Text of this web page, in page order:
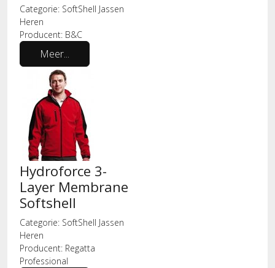
Categorie: SoftShell Jassen
Heren
Producent: B&C
Meer...
Hydroforce 3-
Layer Membrane
Softshell
Categorie: SoftShell Jassen
Heren
Producent: Regatta
Professional